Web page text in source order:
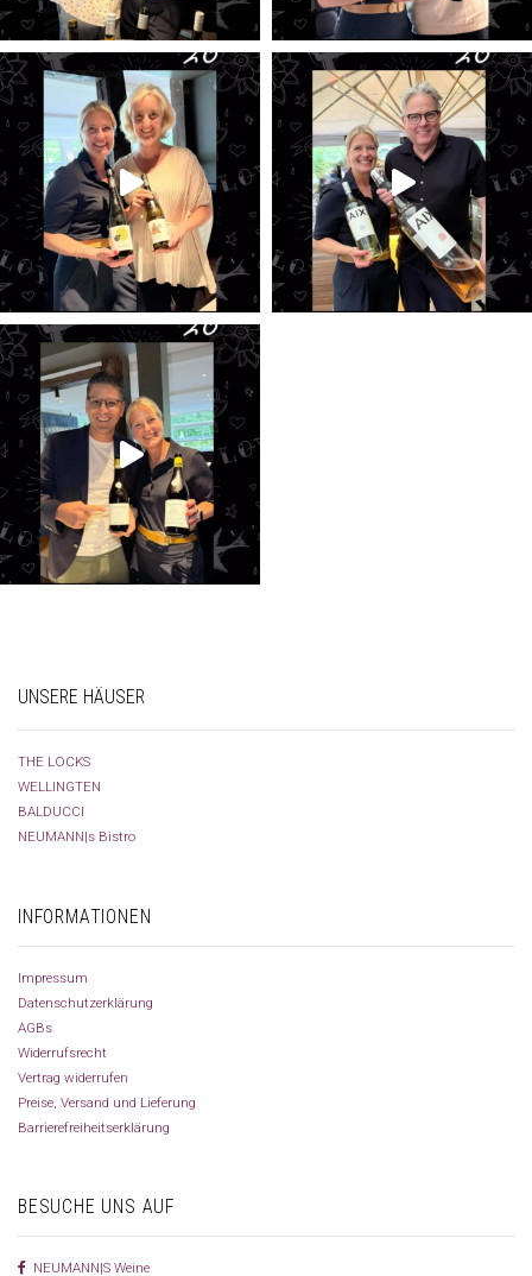
UNSERE HÄUSER
THE LOCKS
WELLINGTEN
BALDUCCI
NEUMANN|s Bistro
INFORMATIONEN
Impressum
Datenschutzerklärung
AGBs
Widerrufsrecht
Vertrag widerrufen
Preise, Versand und Lieferung
Barrierefreiheitserklärung
BESUCHE UNS AUF
NEUMANN|S Weine